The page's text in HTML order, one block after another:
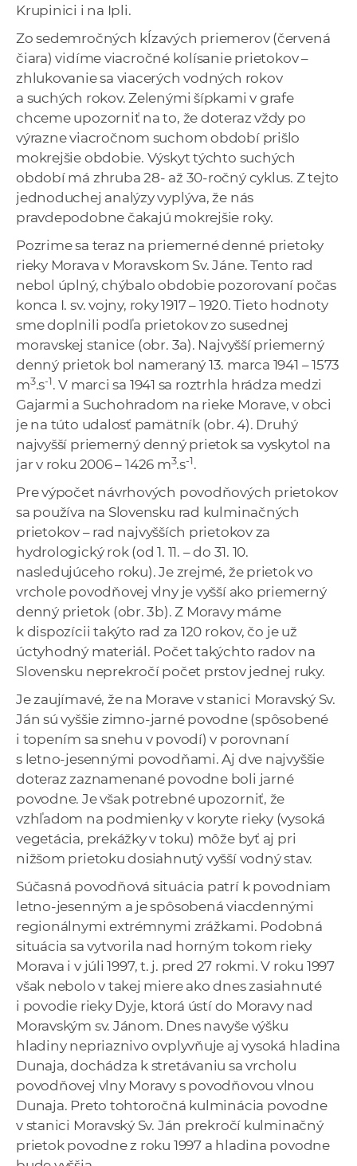
Krupinici i na Ipli.
Zo sedemročných kĺzavých priemerov (červená
čiara) vidíme viacročné kolísanie prietokov –
zhlukovanie sa viacerých vodných rokov
a suchých rokov. Zelenými šípkami v grafe
chceme upozorniť na to, že doteraz vždy po
výrazne viacročnom suchom období prišlo
mokrejšie obdobie. Výskyt týchto suchých
období má zhruba 28- až 30-ročný cyklus. Z tejto
jednoduchej analýzy vyplýva, že nás
pravdepodobne čakajú mokrejšie roky.
Pozrime sa teraz na priemerné denné prietoky
rieky Morava v Moravskom Sv. Jáne. Tento rad
nebol úplný, chýbalo obdobie pozorovaní počas
konca I. sv. vojny, roky 1917 – 1920. Tieto hodnoty
sme doplnili podľa prietokov zo susednej
moravskej stanice (obr. 3a). Najvyšší priemerný
denný prietok bol nameraný 13. marca 1941 – 1573
m3.s-1. V marci sa 1941 sa roztrhla hrádza medzi
Gajarmi a Suchohradom na rieke Morave, v obci
je na túto udalosť pamätník (obr. 4). Druhý
najvyšší priemerný denný prietok sa vyskytol na
jar v roku 2006 – 1426 m3.s-1.
Pre výpočet návrhových povodňových prietokov
sa používa na Slovensku rad kulminačných
prietokov – rad najvyšších prietokov za
hydrologický rok (od 1. 11. – do 31. 10.
nasledujúceho roku). Je zrejmé, že prietok vo
vrchole povodňovej vlny je vyšší ako priemerný
denný prietok (obr. 3b). Z Moravy máme
k dispozícii takýto rad za 120 rokov, čo je už
úctyhodný materiál. Počet takýchto radov na
Slovensku neprekročí počet prstov jednej ruky.
Je zaujímavé, že na Morave v stanici Moravský Sv.
Ján sú vyššie zimno-jarné povodne (spôsobené
i topením sa snehu v povodí) v porovnaní
s letno-jesennými povodňami. Aj dve najvyššie
doteraz zaznamenané povodne boli jarné
povodne. Je však potrebné upozorniť, že
vzhľadom na podmienky v koryte rieky (vysoká
vegetácia, prekážky v toku) môže byť aj pri
nižšom prietoku dosiahnutý vyšší vodný stav.
Súčasná povodňová situácia patrí k povodniam
letno-jesenným a je spôsobená viacdennými
regionálnymi extrémnymi zrážkami. Podobná
situácia sa vytvorila nad horným tokom rieky
Morava i v júli 1997, t. j. pred 27 rokmi. V roku 1997
však nebolo v takej miere ako dnes zasiahnuté
i povodie rieky Dyje, ktorá ústí do Moravy nad
Moravským sv. Jánom. Dnes navyše výšku
hladiny nepriaznivo ovplyvňuje aj vysoká hladina
Dunaja, dochádza k stretávaniu sa vrcholu
povodňovej vlny Moravy s povodňovou vlnou
Dunaja. Preto tohtoročná kulminácia povodne
v stanici Moravský Sv. Ján prekročí kulminačný
prietok povodne z roku 1997 a hladina povodne